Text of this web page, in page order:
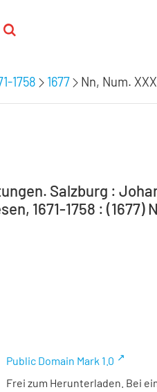
1758 1677 Nn, Num.
Salzburg :
1671-1758 : (1677)
Public Domain Mark 1.0
Frei zum Herunterladen. Bei